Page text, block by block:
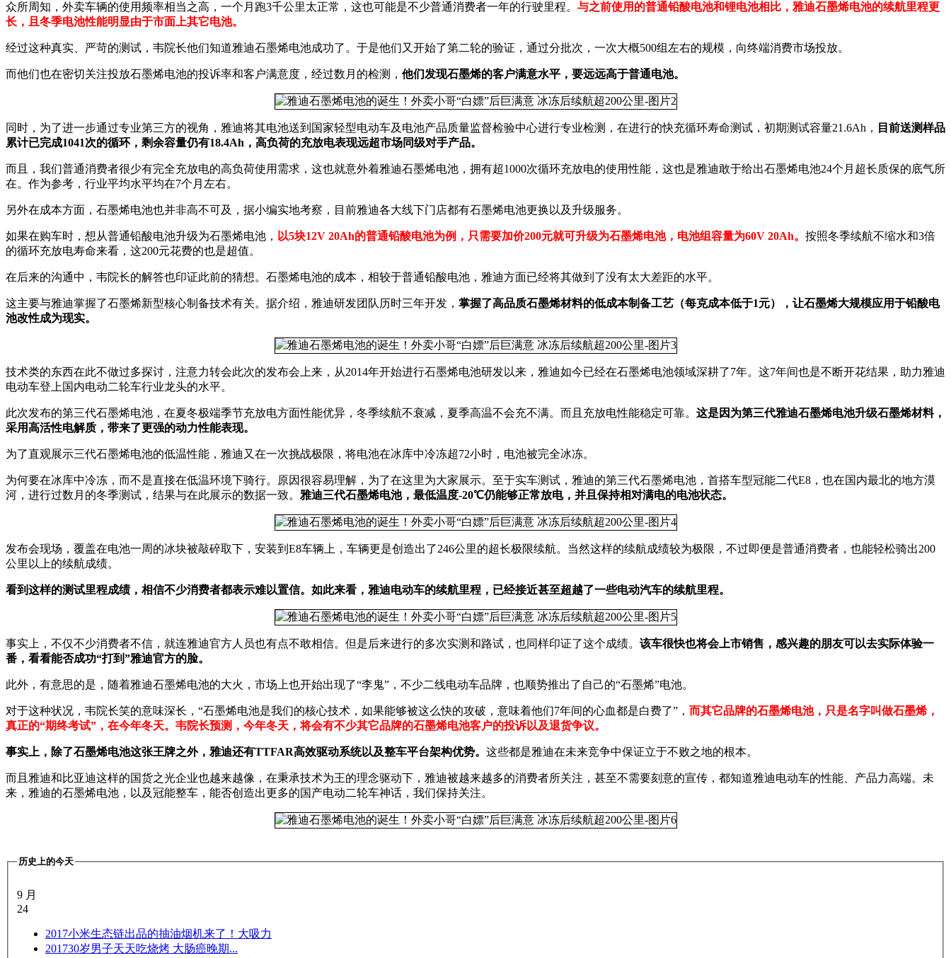
众所周知，外卖车辆的使用频率相当之高，一个月跑3千公里太正常，这也可能是不少普通消费者一年的行驶里程。 与之前使用的普通铅酸电池和锂电池相比，雅迪石墨烯电池的续航里程更
长，且冬季电池性能明显由于市面上其它电池。
经过这种真实、严苛的测试，韦院长他们知道雅迪石墨烯电池成功了。于是他们又开始了第二轮的验证，通过分批次，一次大概500组左右的规模，向终端消费市场投放。
而他们也在密切关注投放石墨烯电池的投诉率和客户满意度，经过数月的检测， 他们发现石墨烯的客户满意水平，要远远高于普通电池。
同时，为了进一步通过专业第三方的视角，雅迪将其电池送到国家轻型电动车及电池产品质量监督检验中心进行专业检测，在进行的快充循环寿命测试，初期测试容量21.6Ah，
目前送测样品
累计已完成1041次的循环，剩余容量仍有18.4Ah，高负荷的充放电表现远超市场同级对手产品。
而且，我们普通消费者很少有完全充放电的高负荷使用需求，这也就意外着雅迪石墨烯电池，拥有超1000次循环充放电的使用性能，这也是雅迪敢于给出石墨烯电池24个月超长质保的底气所
在。作为参考，行业平均水平均在7个月左右。
另外在成本方面，石墨烯电池也并非高不可及，据小编实地考察，目前雅迪各大线下门店都有石墨烯电池更换以及升级服务。
如果在购车时，想从普通铅酸电池升级为石墨烯电池， 以5块12V 20Ah的普通铅酸电池为例，只需要加价200元就可升级为石墨烯电池，电池组容量为60V 20Ah。 按照冬季续航不缩水和3倍
的循环充放电寿命来看，这200元花费的也是超值。
在后来的沟通中，韦院长的解答也印证此前的猜想。石墨烯电池的成本，相较于普通铅酸电池，雅迪方面已经将其做到了没有太大差距的水平。
这主要与雅迪掌握了石墨烯新型核心制备技术有关。据介绍，雅迪研发团队历时三年开发， 掌握了高品质石墨烯材料的低成本制备工艺（每克成本低于1元），让石墨烯大规模应用于铅酸电
池改性成为现实。
技术类的东西在此不做过多探讨，注意力转会此次的发布会上来，从2014年开始进行石墨烯电池研发以来，雅迪如今已经在石墨烯电池领域深耕了7年。这7年间也是不断开花结果，助力雅迪
电动车登上国内电动二轮车行业龙头的水平。
此次发布的第三代石墨烯电池，在夏冬极端季节充放电方面性能优异，冬季续航不衰减，夏季高温不会充不满。而且充放电性能稳定可靠。 这是因为第三代雅迪石墨烯电池升级石墨烯材料，
采用高活性电解质，带来了更强的动力性能表现。
为了直观展示三代石墨烯电池的低温性能，雅迪又在一次挑战极限，将电池在冰库中冷冻超72小时，电池被完全冰冻。
为何要在冰库中冷冻，而不是直接在低温环境下骑行。原因很容易理解，为了在这里为大家展示。至于实车测试，雅迪的第三代石墨烯电池，首搭车型冠能二代E8，也在国内最北的地方漠
河，进行过数月的冬季测试，结果与在此展示的数据一致。 雅迪三代石墨烯电池，最低温度-20℃仍能够正常放电，并且保持相对满电的电池状态。
发布会现场，覆盖在电池一周的冰块被敲碎取下，安装到E8车辆上，车辆更是创造出了246公里的超长极限续航。当然这样的续航成绩较为极限，不过即便是普通消费者，也能轻松骑出200
公里以上的续航成绩。
看到这样的测试里程成绩，相信不少消费者都表示难以置信。如此来看，雅迪电动车的续航里程，已经接近甚至超越了一些电动汽车的续航里程。
事实上，不仅不少消费者不信，就连雅迪官方人员也有点不敢相信。但是后来进行的多次实测和路试，也同样印证了这个成绩。 该车很快也将会上市销售，感兴趣的朋友可以去实际体验一
番，看看能否成功“打到”雅迪官方的脸。
此外，有意思的是，随着雅迪石墨烯电池的大火，市场上也开始出现了“李鬼”，不少二线电动车品牌，也顺势推出了自己的“石墨烯”电池。
对于这种状况，韦院长笑的意味深长，“石墨烯电池是我们的核心技术，如果能够被这么快的攻破，意味着他们7年间的心血都是白费了”， 而其它品牌的石墨烯电池，只是名字叫做石墨烯，
真正的“期终考试”，在今年冬天。韦院长预测，今年冬天，将会有不少其它品牌的石墨烯电池客户的投诉以及退货争议。
事实上，除了石墨烯电池这张王牌之外，雅迪还有TTFAR高效驱动系统以及整车平台架构优势。 这些都是雅迪在未来竞争中保证立于不败之地的根本。
而且雅迪和比亚迪这样的国货之光企业也越来越像，在秉承技术为王的理念驱动下，雅迪被越来越多的消费者所关注，甚至不需要刻意的宣传，都知道雅迪电动车的性能、产品力高端。未
来，雅迪的石墨烯电池，以及冠能整车，能否创造出更多的国产电动二轮车神话，我们保持关注。
历史上的今天
9 月
24
2017小米生态链出品的抽油烟机来了！大吸力
201730岁男子天天吃烧烤 大肠癌晚期...